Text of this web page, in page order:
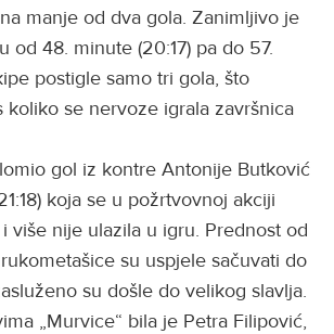
manje od dva gola. Zanimljivo je
od 48. minute (20:17) pa do 57.
postigle samo tri gola, što
koliko se nervoze igrala završnica
gol iz kontre Antonije Butković
koja se u požrtvovnoj akciji
više nije ulazila u igru. Prednost od
su uspjele sačuvati do
su došle do velikog slavlja.
„Murvice“ bila je Petra Filipović,